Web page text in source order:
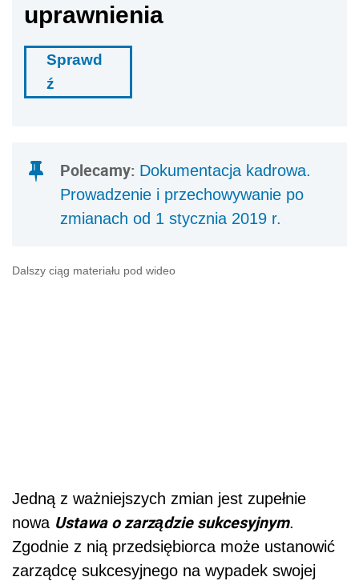
uprawnienia
Sprawd
ź
Polecamy: Dokumentacja kadrowa.
Prowadzenie i przechowywanie po
zmianach od 1 stycznia 2019 r.
Dalszy ciąg materiału pod wideo
Jedną z ważniejszych zmian jest zupełnie
nowa Ustawa o zarządzie sukcesyjnym.
Zgodnie z nią przedsiębiorca może ustanowić
zarządcę sukcesyjnego na wypadek swojej